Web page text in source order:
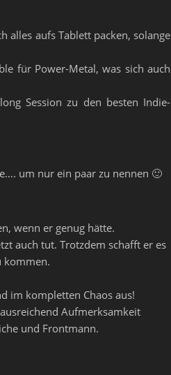
alles aufs Tablett packen, solange
für Power-Metal, was sich auch
Session zu den besten Indie-
um nur ein paar zu nennen 🙂
wenn er genug hätte.
auch tut. Trotzdem schafft er es
kommen.
im kompletten Chaos aus!
Aufmerksamkeit
und Frontmann.